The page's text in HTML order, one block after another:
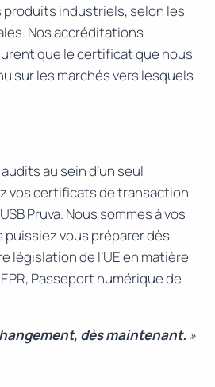
industriels, selon les
Nos accréditations
que le certificat que nous
sur les marchés vers lesquels
au sein d’un seul
vos certificats de transaction
Pruva. Nous sommes à vos
vous préparer dès
législation de l’UE en matière
Passeport numérique de
dès maintenant. »